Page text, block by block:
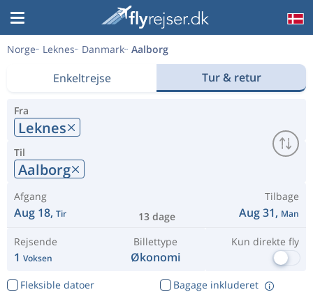
Norge Leknes Danmark Aalborg
Enkeltrejse Tur & retur
Fra
Leknes
Til
Aalborg
Afgang
Aug 18, Tir 13 dage
Tilbage
Aug 31, Man
Rejsende
1 Voksen
Billettype
Økonomi
Kun direkte fly
Fleksible datoer
Bagage inkluderet